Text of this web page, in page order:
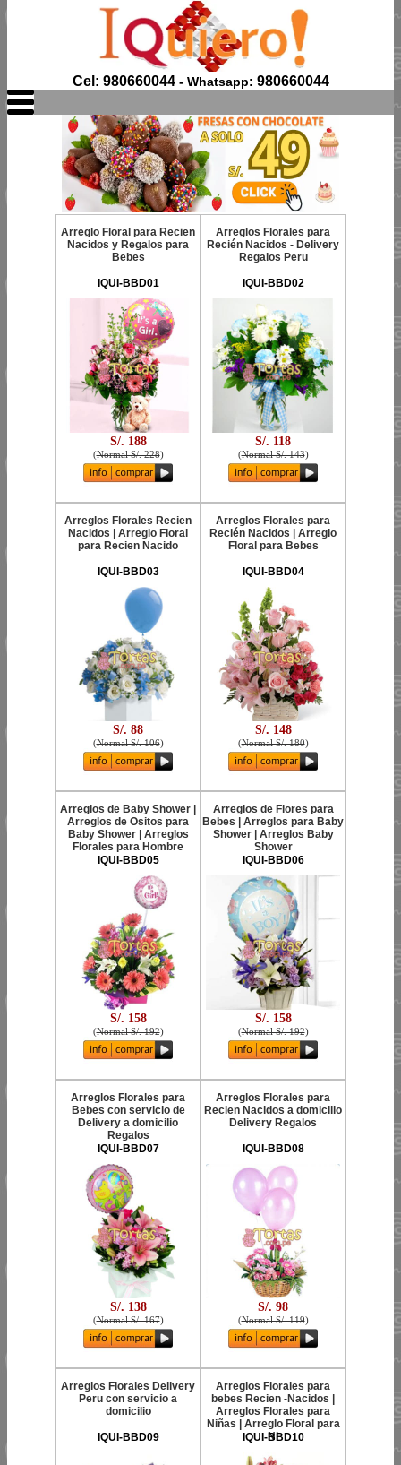
Cel: 980660044- Whatsapp: 980660044
Arreglo Floral para Recien
Nacidos y Regalos para
Bebes
IQUI-BBD01
S/. 188
(Normal S/. 228)
Arreglos Florales para
Recién Nacidos - Delivery
Regalos Peru
IQUI-BBD02
S/. 118
(Normal S/. 143)
Arreglos Florales Recien
Nacidos | Arreglo Floral
para Recien Nacido
IQUI-BBD03
S/. 88
(Normal S/. 106)
Arreglos Florales para
Recién Nacidos | Arreglo
Floral para Bebes
IQUI-BBD04
S/. 148
(Normal S/. 180)
Arreglos de Baby Shower |
Arreglos de Ositos para
Baby Shower | Arreglos
Florales para Hombre
IQUI-BBD05
S/. 158
(Normal S/. 192)
Arreglos de Flores para
Bebes | Arreglos para Baby
Shower | Arreglos Baby
Shower
IQUI-BBD06
S/. 158
(Normal S/. 192)
Arreglos Florales para
Bebes con servicio de
Delivery a domicilio
Regalos
IQUI-BBD07
S/. 138
(Normal S/. 167)
Arreglos Florales para
Recien Nacidos a domicilio
Delivery Regalos
IQUI-BBD08
S/. 98
(Normal S/. 119)
Arreglos Florales Delivery
Peru con servicio a
domicilio
IQUI-BBD09
Arreglos Florales para
bebes Recien -Nacidos |
Arreglos Florales para
Niñas | Arreglo Floral para
Ni
IQUI-BBD10